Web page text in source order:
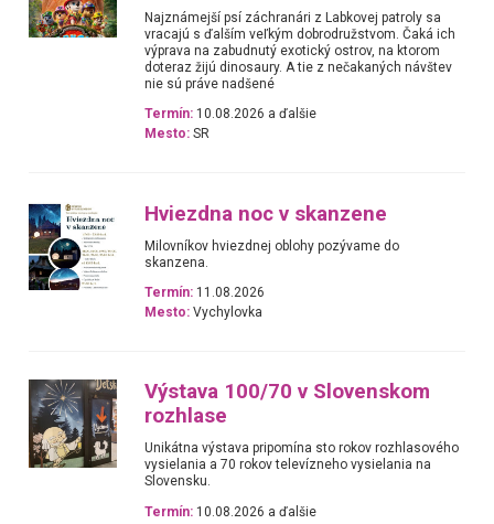
Najznámejší psí záchranári z Labkovej patroly sa
vracajú s ďalším veľkým dobrodružstvom. Čaká ich
výprava na zabudnutý exotický ostrov, na ktorom
doteraz žijú dinosaury. A tie z nečakaných návštev
nie sú práve nadšené
Termín: 10.08.2026 a ďalšie
Mesto: SR
Hviezdna noc v skanzene
Milovníkov hviezdnej oblohy pozývame do
skanzena.
Termín: 11.08.2026
Mesto: Vychylovka
Výstava 100/70 v Slovenskom
rozhlase
Unikátna výstava pripomína sto rokov rozhlasového
vysielania a 70 rokov televízneho vysielania na
Slovensku.
Termín: 10.08.2026 a ďalšie